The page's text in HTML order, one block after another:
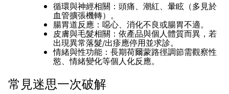
循環與神經相關：頭痛、潮紅、暈眩（多見於
血管擴張機轉）。
腸胃道反應：噁心、消化不良或腸胃不適。
皮膚與毛髮相關：依產品與個人體質而異，若
出現異常落髮/出疹應停用並求診。
情緒與性功能：長期荷爾蒙路徑調節需觀察性
慾、情緒變化等個人化反應。
常見迷思一次破解